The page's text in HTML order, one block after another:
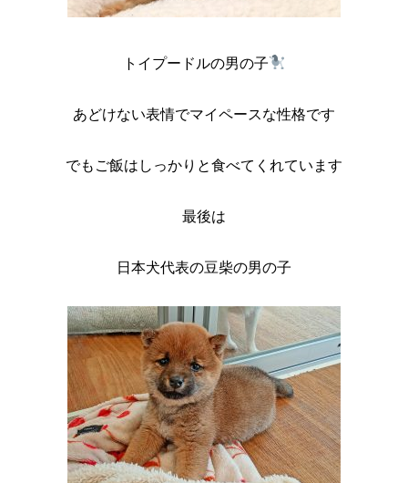
トイプードルの男の子
あどけない表情でマイペースな性格です
でもご飯はしっかりと食べてくれています
最後は
日本犬代表の豆柴の男の子